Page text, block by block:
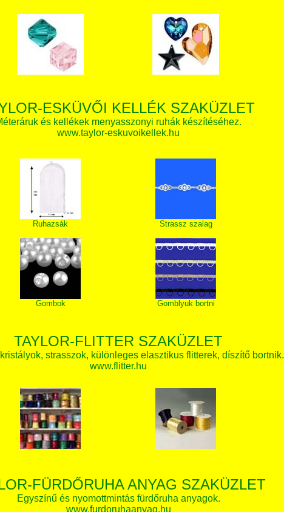
ESKÜVŐI KELLÉK SZAKÜZLET
és kellékek menyasszonyi ruhák készítéséhez.
www.taylor-eskuvoikellek.hu
Ruhazsák Strassz szalag
Gombok Gomblyuk bortni
TAYLOR-FLITTER SZAKÜZLET
strasszok, különleges elasztikus flitterek, díszítő bortnik.
www.flitter.hu
FÜRDŐRUHA ANYAG SZAKÜZLET
Egyszínű és nyomottmintás fürdőruha anyagok.
www.furdoruhaanyag.hu